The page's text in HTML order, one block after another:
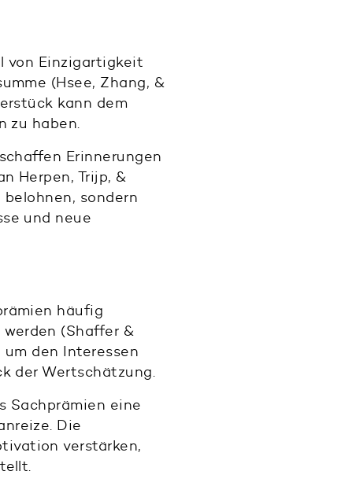
von Einzigartigkeit
(Hsee, Zhang, &
kann dem
zu haben.
Erinnerungen
Herpen, Trijp, &
sondern
und neue
häufig
(Shaffer &
den Interessen
der Wertschätzung.
Sachprämien eine
Die
verstärken,